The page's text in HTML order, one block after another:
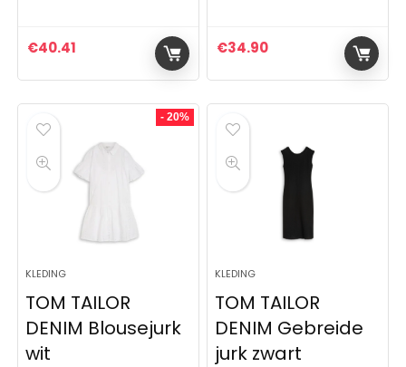
€40.41 €34.90
- 20%
KLEDING
TOM TAILOR
DENIM Blousejurk
wit
KLEDING
TOM TAILOR
DENIM Gebreide
jurk zwart